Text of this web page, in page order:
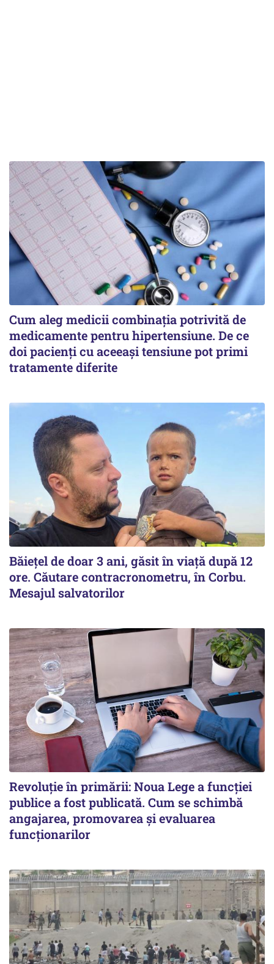
Cum aleg medicii combinația potrivită de
medicamente pentru hipertensiune. De ce
doi pacienți cu aceeași tensiune pot primi
tratamente diferite
Băiețel de doar 3 ani, găsit în viață după 12
ore. Căutare contracronometru, în Corbu.
Mesajul salvatorilor
Revoluție în primării: Noua Lege a funcției
publice a fost publicată. Cum se schimbă
angajarea, promovarea și evaluarea
funcționarilor